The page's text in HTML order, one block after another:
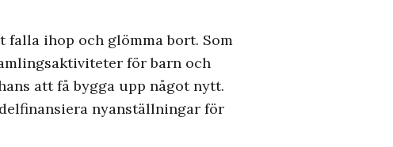
ihop och glömma bort. Som
för barn och
att få bygga upp något nytt.
nyanställningar för